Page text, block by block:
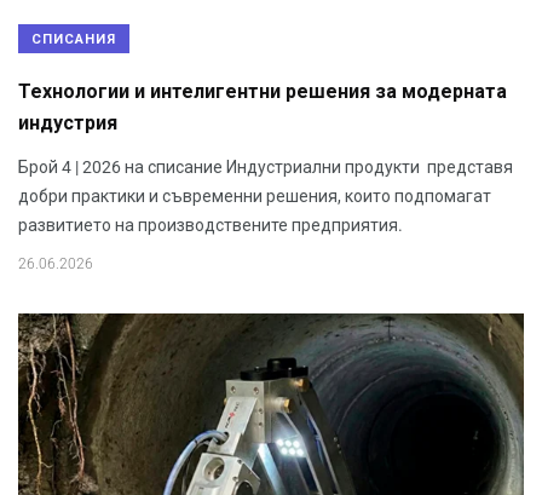
СПИСАНИЯ
Технологии и интелигентни решения за модерната
индустрия
Брой 4 | 2026 на списание Индустриални продукти представя
добри практики и съвременни решения, които подпомагат
развитието на производствените предприятия.
26.06.2026